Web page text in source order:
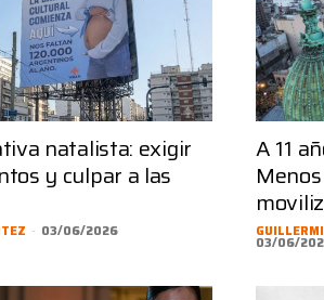
natalista: exigir
y culpar a las
- 03/06/2026
A 11
03/06/